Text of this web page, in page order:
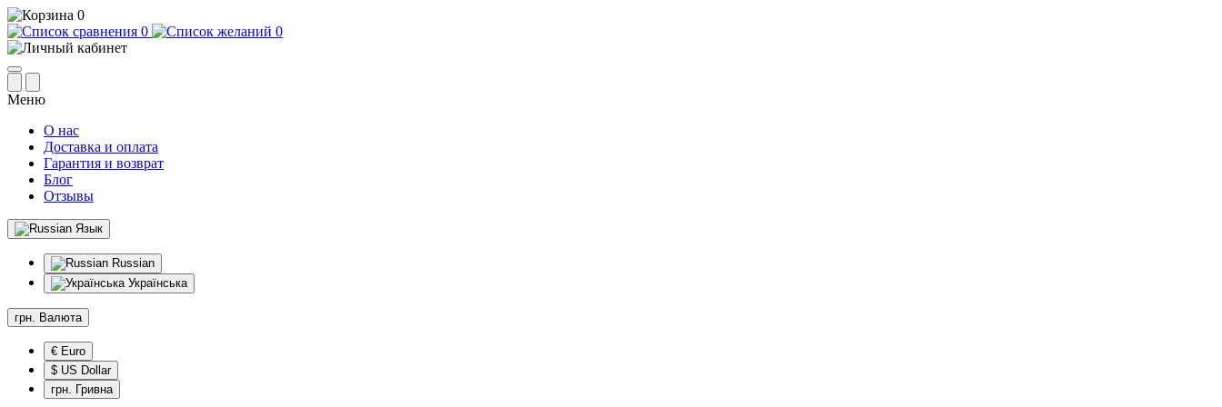
0
0
0
Меню
О нас
Доставка и оплата
Гарантия и возврат
Блог
Отзывы
Язык
Russian
Українська
грн. Валюта
€ Euro
$ US Dollar
грн. Гривна